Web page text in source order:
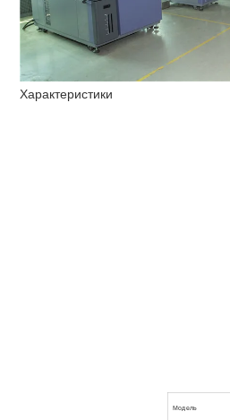
Характеристики
Модель